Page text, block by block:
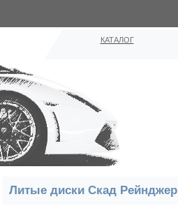
КАТАЛОГ
Литые диски Скад Рейнджер